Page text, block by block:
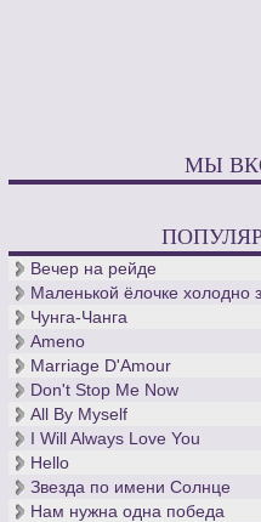
МЫ
Вечер на рейде
Маленькой ёлочке холодно
Чунга-Чанга
Ameno
Marriage D'Amour
Don't Stop Me Now
All By Myself
I Will Always Love You
Hello
Звезда по имени Солнце
Нам нужна одна победа